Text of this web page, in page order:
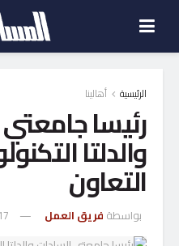
الرئيسية أهالينا
رئيسا
والدلتا
التعاون
بواسطة فريق العمل 17